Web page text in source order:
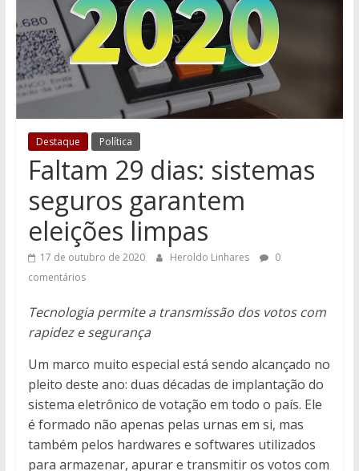
Destaque Política
Faltam 29 dias: sistemas
seguros garantem
eleições limpas
17 de outubro de 2020 Heroldo Linhares
0
comentários
Tecnologia permite a transmissão dos votos com
rapidez e segurança
Um marco muito especial está sendo alcançado no
pleito deste ano: duas décadas de implantação do
sistema eletrônico de votação em todo o país. Ele
é formado não apenas pelas urnas em si, mas
também pelos hardwares e softwares utilizados
para armazenar, apurar e transmitir os votos com